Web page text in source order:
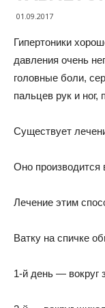
01.09.2017
Гипертоники
давления очень
головные боли,
пальцев рук и ног,
Существует
Оно
Лечение этим
Ватку на спичке
1-й день — вокруг